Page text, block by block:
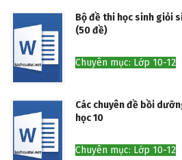
Bộ đề thi học sinh giỏi
(50 đề)
Chuyên mục: Lớp 10-12
Các chuyên đề bồi
học 10
Chuyên mục: Lớp 10-12